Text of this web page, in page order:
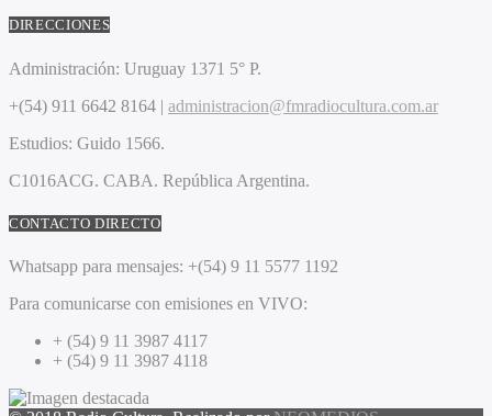
DIRECCIONES
Administración: Uruguay 1371 5° P.
+(54) 911 6642 8164 | administracion@fmradiocultura.com.ar
Estudios: Guido 1566.
C1016ACG. CABA. República Argentina.
CONTACTO DIRECTO
Whatsapp para mensajes: +(54) 9 11 5577 1192
Para comunicarse con emisiones en VIVO:
+ (54) 9 11 3987 4117
+ (54) 9 11 3987 4118